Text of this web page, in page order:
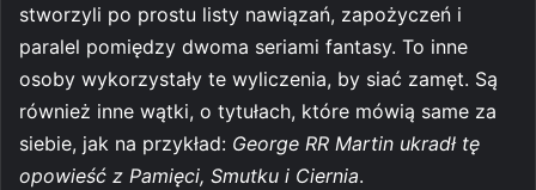
stworzyli po prostu listy nawiązań, zapożyczeń i
paralel pomiędzy dwoma seriami fantasy. To inne
osoby wykorzystały te wyliczenia, by siać zamęt. Są
również inne wątki, o tytułach, które mówią same za
siebie, jak na przykład: George RR Martin ukradł tę
opowieść z Pamięci, Smutku i Ciernia.